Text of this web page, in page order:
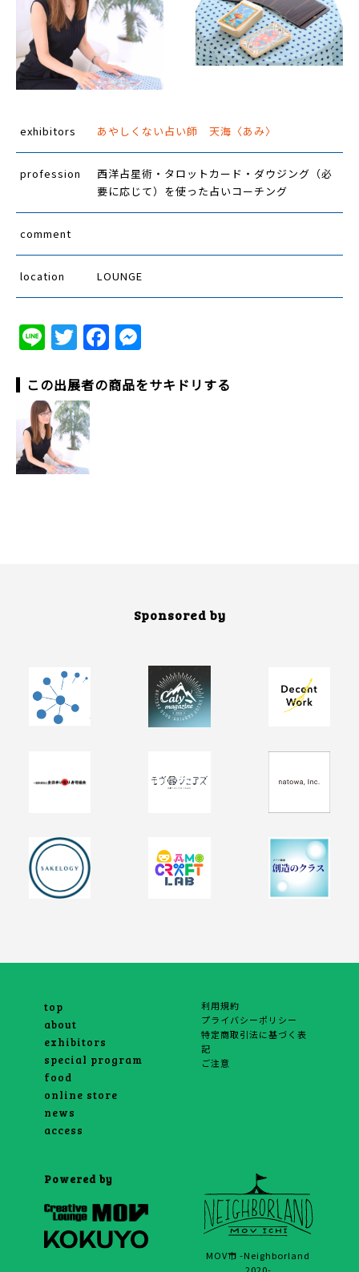
exhibitors あやしくない占い師 天海〈あみ〉
profession
西洋占星術・タロットカード・ダウジング（必
要に応じて）を使った占いコーチング
comment
location LOUNGE
LineTwitterFacebook
この出展者の商品をサキドリする
Sponsored by
top
about
exhibitors
special program
food
online store
news
access
利用規約
プライバシーポリシー
特定商取引法に基づく表
記
ご注意
Powered by
MOV市 -Neighborland